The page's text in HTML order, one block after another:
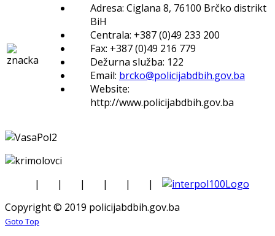
Adresa: Ciglana 8, 76100 Brčko distrikt
BiH
Centrala: +387 (0)49 233 200
Fax: +387 (0)49 216 779
Dežurna služba: 122
Email: brcko@policijabdbih.gov.ba
Website:
http://www.policijabdbih.gov.ba
| | | | |
|
Copyright © 2019 policijabdbih.gov.ba
Goto Top